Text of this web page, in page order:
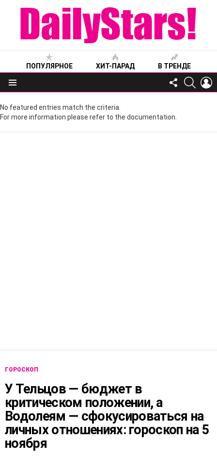
ПОПУЛЯРНОЕ ХИТ-ПАРАД В ТРЕНДЕ
Меню
FOLLOW
US
No featured entries match the criteria.
For more information please refer to the documentation.
ГОРОСКОП
У Тельцов — бюджет в
критическом положении, а
Водолеям — сфокусироваться на
личных отношениях: гороскоп на 5
ноября